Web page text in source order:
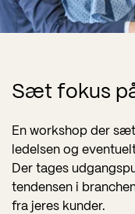
Sæt fokus
En workshop der
ledelsen og
Der tages
tendensen i
fra jeres kunder.